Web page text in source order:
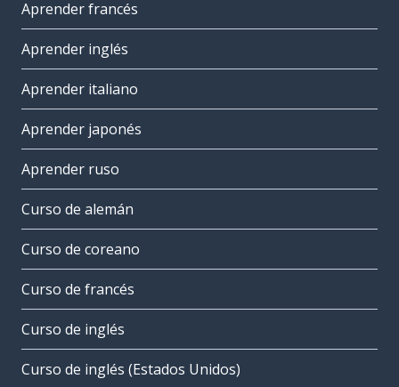
Aprender francés
Aprender inglés
Aprender italiano
Aprender japonés
Aprender ruso
Curso de alemán
Curso de coreano
Curso de francés
Curso de inglés
Curso de inglés (Estados Unidos)